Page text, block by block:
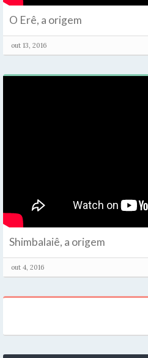
O Erê, a origem
out 13, 2016
Shimbalaiê, a origem
out 4, 2016